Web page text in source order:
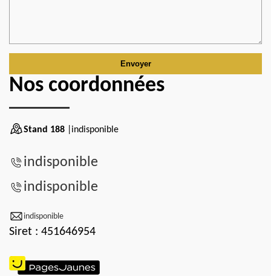
Nos coordonnées
Stand 188 |indisponible
indisponible
indisponible
indisponible
Siret : 451646954